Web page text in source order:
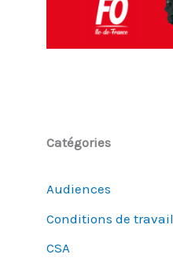
Catégories
Audiences
Conditions de travail
CSA